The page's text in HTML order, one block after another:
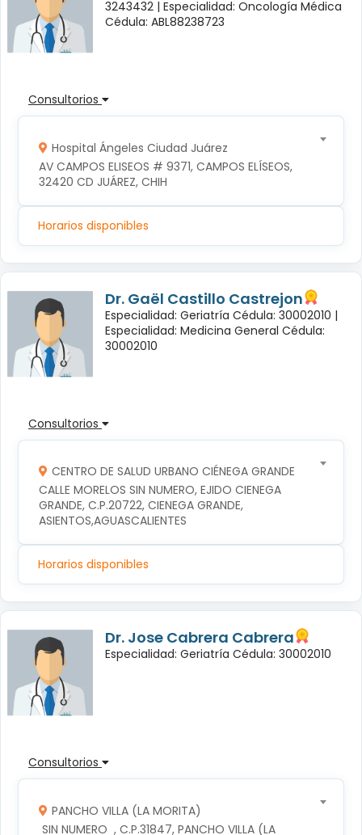
3243432 | Especialidad: Oncología Médica
Cédula: ABL88238723
Consultorios
Hospital Ángeles Ciudad Juárez
AV CAMPOS ELISEOS # 9371, CAMPOS ELÍSEOS,
32420 CD JUÁREZ, CHIH
Horarios disponibles
Dr. Gaël Castillo Castrejon
Especialidad: Geriatría Cédula: 30002010 |
Especialidad: Medicina General Cédula:
30002010
Consultorios
CENTRO DE SALUD URBANO CIÉNEGA GRANDE
CALLE MORELOS SIN NUMERO, EJIDO CIENEGA
GRANDE, C.P.20722, CIENEGA GRANDE,
ASIENTOS,AGUASCALIENTES
Horarios disponibles
Dr. Jose Cabrera Cabrera
Especialidad: Geriatría Cédula: 30002010
Consultorios
PANCHO VILLA (LA MORITA)